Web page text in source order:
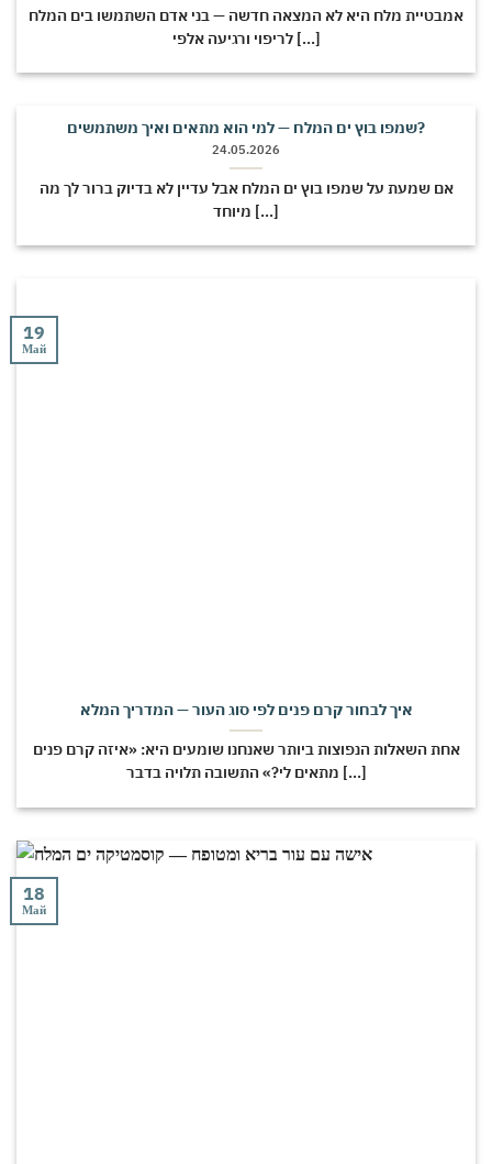
אמבטיית מלח היא לא המצאה חדשה — בני אדם השתמשו בים המלח
לריפוי ורגיעה אלפי [...]
שמפו בוץ ים המלח — למי הוא מתאים ואיך משתמשים?
24.05.2026
אם שמעת על שמפו בוץ ים המלח אבל עדיין לא בדיוק ברור לך מה
מיוחד [...]
איך לבחור קרם פנים לפי סוג העור — המדריך המלא
אחת השאלות הנפוצות ביותר שאנחנו שומעים היא: «איזה קרם פנים
מתאים לי?» התשובה תלויה בדבר [...]
19
Май
18
Май